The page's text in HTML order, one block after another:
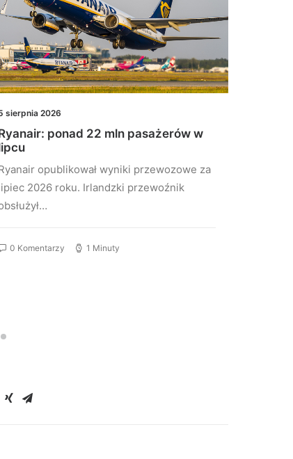
sierpnia 2026
ponad 22 mln pasażerów w
opublikował wyniki przewozowe za
2026 roku. Irlandzki przewoźnik
0 Komentarzy 1 Minuty